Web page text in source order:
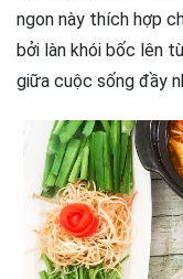
ngon này thích hợp
bởi làn khói bốc lên
giữa cuộc sống đầy